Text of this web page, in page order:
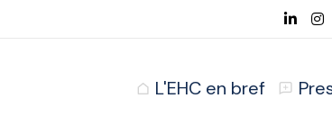
L'EHC en bref